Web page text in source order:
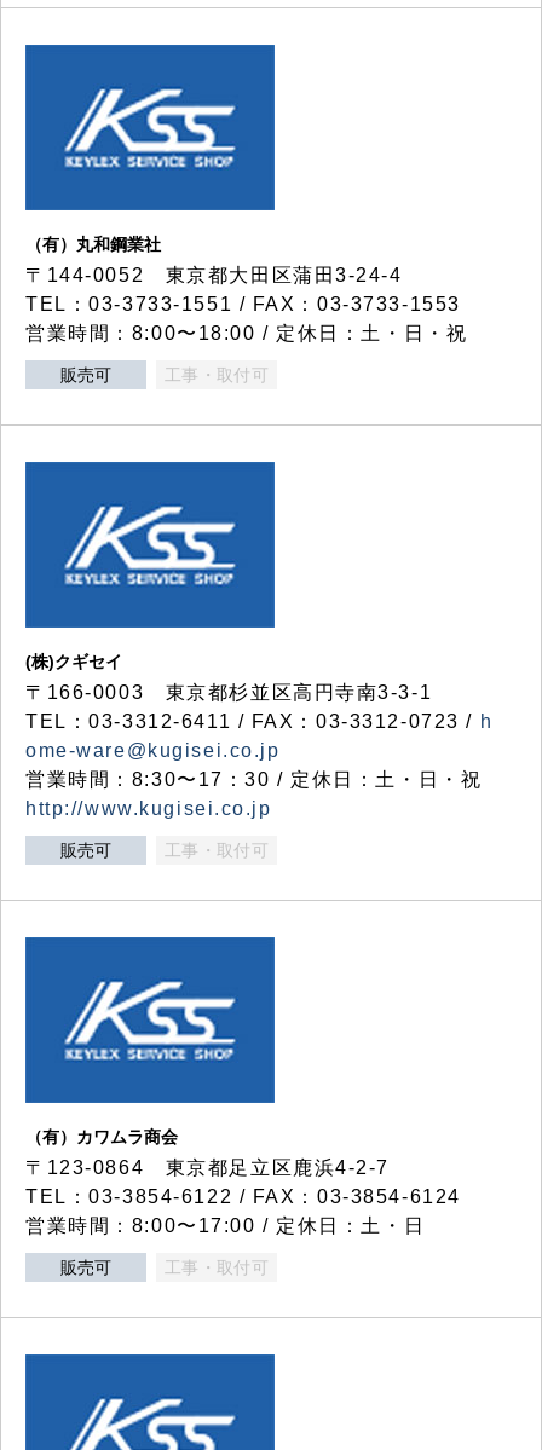
（有）丸和鋼業社
〒144-0052 東京都大田区蒲田3-24-4
TEL：03-3733-1551 / FAX：03-3733-1553
営業時間：8:00〜18:00 / 定休日：土・日・祝
販売可 工事・取付可
(株)クギセイ
〒166-0003 東京都杉並区高円寺南3-3-1
TEL：03-3312-6411 / FAX：03-3312-0723 / h
ome-ware@kugisei.co.jp
営業時間：8:30〜17：30 / 定休日：土・日・祝
http://www.kugisei.co.jp
販売可 工事・取付可
（有）カワムラ商会
〒123-0864 東京都足立区鹿浜4-2-7
TEL：03-3854-6122 / FAX：03-3854-6124
営業時間：8:00〜17:00 / 定休日：土・日
販売可 工事・取付可